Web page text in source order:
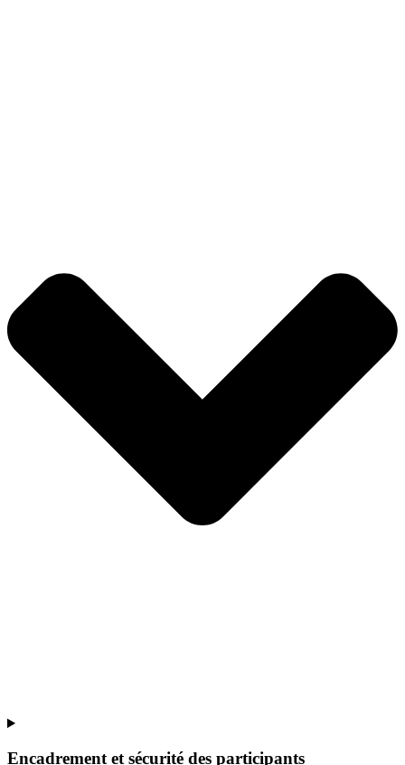
Encadrement et sécurité des participants